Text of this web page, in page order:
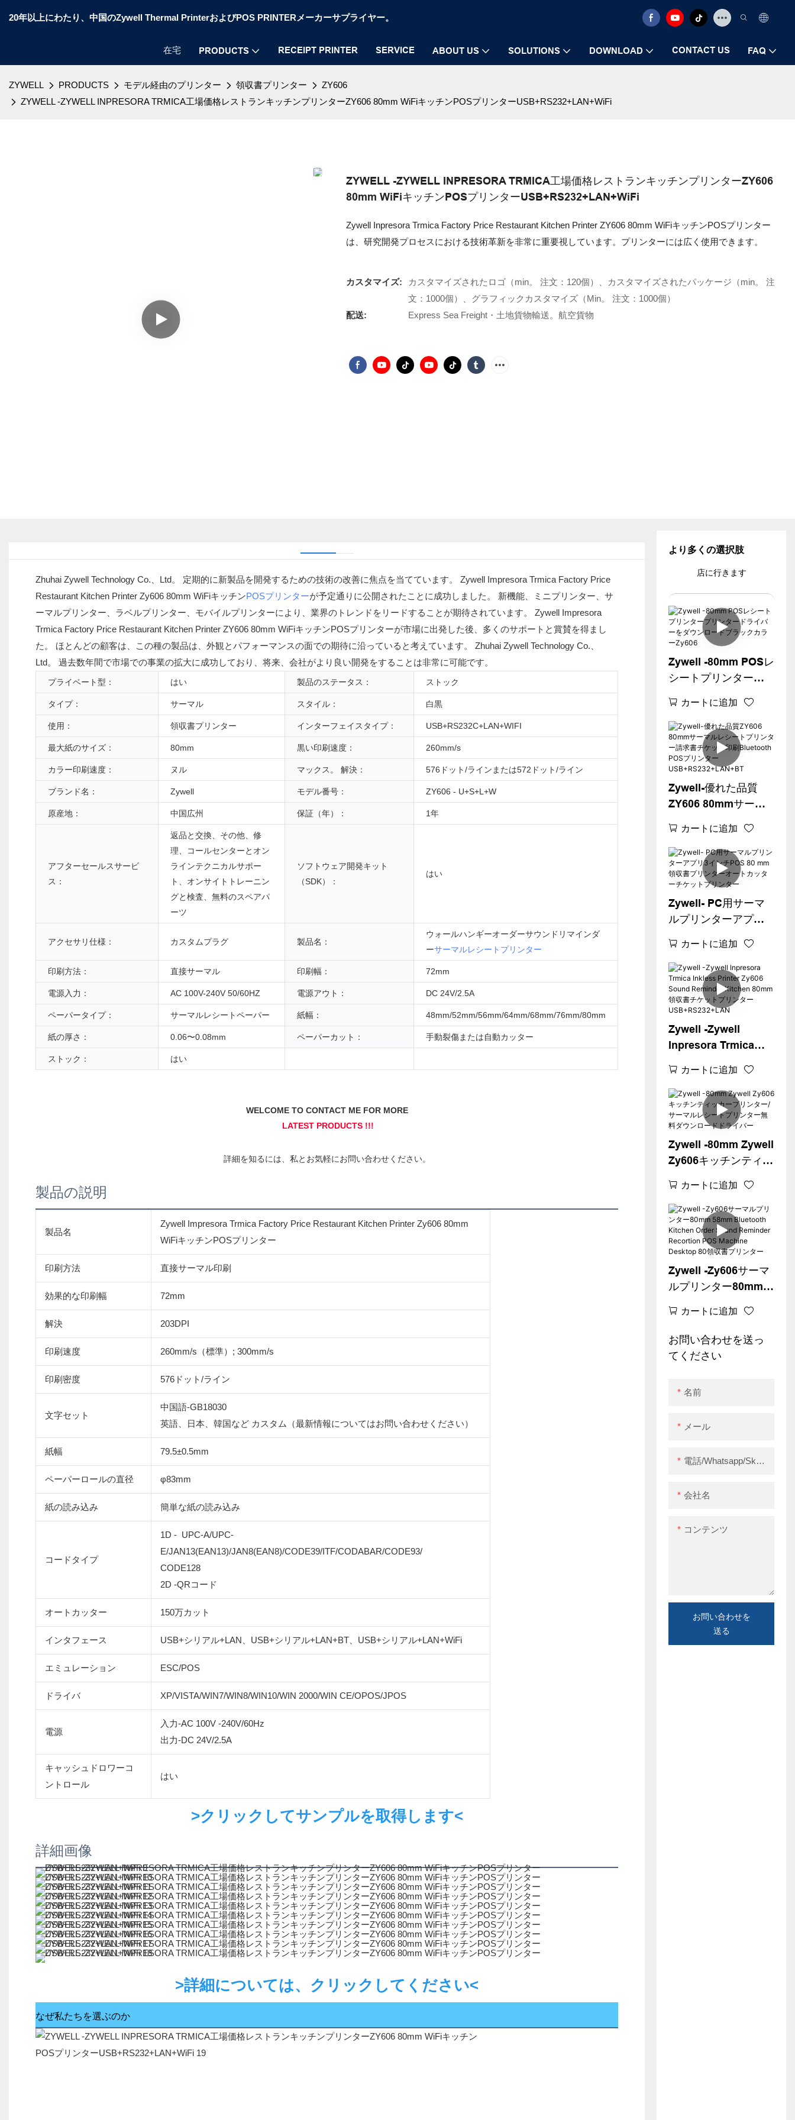
20年以上にわたり、中国のZywell Thermal PrinterおよびPOS PRINTERメーカーサプライヤー。
在宅 PRODUCTS RECEIPT PRINTER SERVICE ABOUT US SOLUTIONS DOWNLOAD CONTACT US FAQ
ZYWELL PRODUCTS モデル経由のプリンター 領収書プリンター
ZY606
ZYWELL -ZYWELL INPRESORA TRMICA工場価格レストランキッチンプリンターZY606 80mm WiFiキッチンPOSプリンターUSB+RS232+LAN+WiFi
ZYWELL -ZYWELL INPRESORA TRMICA工場価格レストランキッチンプリンターZY606
80mm WiFiキッチンPOSプリンターUSB+RS232+LAN+WiFi
Zywell Inpresora Trmica Factory Price Restaurant Kitchen Printer ZY606 80mm WiFiキッチンPOSプリンター
は、研究開発プロセスにおける技術革新を非常に重要視しています。プリンターには広く使用できます。
カスタマイズ:
カスタマイズされたロゴ（min。 注文：120個）、カスタマイズされたパッケージ（min。 注
文：1000個）、グラフィックカスタマイズ（Min。 注文：1000個）
配送:
Express Sea Freight・土地貨物輸送。航空貨物
より多くの選択肢
店に行きます
Zywell -80mm POSレ
シートプリンタープ
をダウンロードブラ
ックカラーZy606
カートに追加
Zywell-優れた品質
ZY606 80mmサーマ
ー請求書チケット印
刷Bluetooth POSプ
リンター
USB+RS232+LAN+B
T
カートに追加
Zywell- PC用サーマ
ルプリンターアプリ3
収書プリンターオー
トカッターチケット
プリンター
カートに追加
Zywell -Zywell
Inpresora Trmica
Zy606 Sound
Reminder Kitchen
80mm領収書チケット
プリンター
USB+RS232+LAN
カートに追加
Zywell -80mm Zywell
Zy606キッチンティッ
マルレシートプリン
ター無料ダウンロー
ドドライバー
カートに追加
Zywell -Zy606サーマ
ルプリンター80mm
Kitchen Order
Sound Reminder
Recortion POS
カートに追加
お問い合わせを送っ
てください
名前
メール
電話/whatsapp/skype
会社名
コンテンツ
お問い合わせを
送る
Zhuhai Zywell Technology Co.、Ltd。 定期的に新製品を開発するための技術の改善に焦点を当てています。 Zywell Impresora Trmica Factory Price
Restaurant Kitchen Printer Zy606 80mm WiFiキッチンPOSプリンターが予定通りに公開されたことに成功しました。 新機能、ミニプリンター、サ
ーマルプリンター、ラベルプリンター、モバイルプリンターにより、業界のトレンドをリードすることが期待されています。 Zywell Impresora
Trmica Factory Price Restaurant Kitchen Printer ZY606 80mm WiFiキッチンPOSプリンターが市場に出発した後、多くのサポートと賞賛を得まし
た。 ほとんどの顧客は、この種の製品は、外観とパフォーマンスの面での期待に沿っていると考えています。 Zhuhai Zywell Technology Co.、
Ltd。 過去数年間で市場での事業の拡大に成功しており、将来、会社がより良い開発をすることは非常に可能です。
プライベート型： はい 製品のステータス： ストック
タイプ： サーマル スタイル： 白黒
使用： 領収書プリンター インターフェイスタイプ： USB+RS232C+LAN+WIFI
最大紙のサイズ： 80mm 黒い印刷速度： 260mm/s
カラー印刷速度： ヌル マックス。 解決： 576ドット/ラインまたは572ドット/ライン
ブランド名： Zywell モデル番号： ZY606 - U+S+L+W
原産地： 中国広州 保証（年）： 1年
アフターセールスサービ
ス：
返品と交換、その他、修
理、コールセンターとオン
ラインテクニカルサポー
ト、オンサイトトレーニン
グと検査、無料のスペアパ
ーツ
ソフトウェア開発キット
（SDK）：
はい
アクセサリ仕様： カスタムプラグ 製品名：
ウォールハンギーオーダーサウンドリマインダ
ーサーマルレシートプリンター
印刷方法： 直接サーマル 印刷幅： 72mm
電源入力： AC 100V-240V 50/60HZ 電源アウト： DC 24V/2.5A
ペーパータイプ： サーマルレシートペーパー 紙幅： 48mm/52mm/56mm/64mm/68mm/76mm/80mm
紙の厚さ： 0.06〜0.08mm ペーパーカット： 手動裂傷または自動カッター
ストック： はい
製品の説明
製品名
Zywell Impresora Trmica Factory Price Restaurant Kitchen Printer Zy606 80mm
WiFiキッチンPOSプリンター
印刷方法 直接サーマル印刷
効果的な印刷幅 72mm
解決 203DPI
印刷速度 260mm/s（標準）; 300mm/s
印刷密度 576ドット/ライン
文字セット
中国語-GB18030
英語、日本、韓国など カスタム（最新情報についてはお問い合わせください）
紙幅 79.5±0.5mm
ペーパーロールの直径 φ83mm
紙の読み込み 簡単な紙の読み込み
コードタイプ
1D - UPC-A/UPC-
E/JAN13(EAN13)/JAN8(EAN8)/CODE39/ITF/CODABAR/CODE93/
CODE128
2D -QRコード
オートカッター 150万カット
インタフェース USB+シリアル+LAN、USB+シリアル+LAN+BT、USB+シリアル+LAN+WiFi
エミュレーション ESC/POS
ドライバ XP/VISTA/WIN7/WIN8/WIN10/WIN 2000/WIN CE/OPOS/JPOS
電源
入力-AC 100V -240V/60Hz
出力-DC 24V/2.5A
キャッシュドロワーコ
ントロール
はい
>クリックしてサンプルを取得します<
詳細画像
>詳細については、クリックしてください<
なぜ私たちを選ぶのか